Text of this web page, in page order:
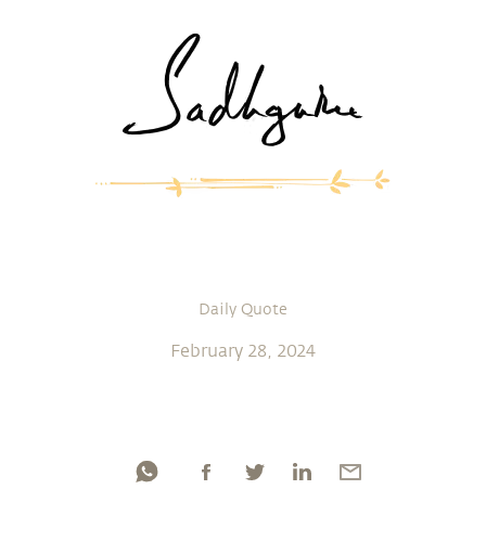
Daily Quote
February 28, 2024